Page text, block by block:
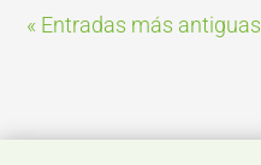
« Entradas más antiguas